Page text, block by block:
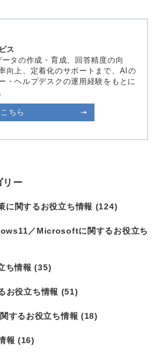
ス
ータの作成・育成、回答精度の向
向上、定着化のサポートまで、AIの
・ヘルプデスクの運用経験をもとに
ちら
リー
に関するお役立ち情報 (124)
／Microsoftに関するお役立ち
ち情報 (35)
お役立ち情報 (51)
するお役立ち情報 (18)
報 (16)